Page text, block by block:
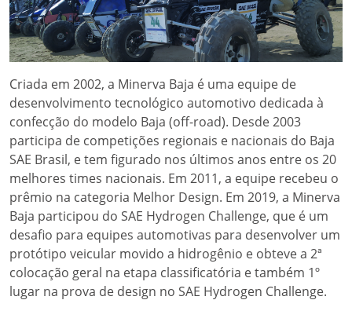
Criada em 2002, a Minerva Baja é uma equipe de
desenvolvimento tecnológico automotivo dedicada à
confecção do modelo Baja (off-road). Desde 2003
participa de competições regionais e nacionais do Baja
SAE Brasil, e tem figurado nos últimos anos entre os 20
melhores times nacionais. Em 2011, a equipe recebeu o
prêmio na categoria Melhor Design. Em 2019, a Minerva
Baja participou do SAE Hydrogen Challenge, que é um
desafio para equipes automotivas para desenvolver um
protótipo veicular movido a hidrogênio e obteve a 2ª
colocação geral na etapa classificatória e também 1º
lugar na prova de design no SAE Hydrogen Challenge.